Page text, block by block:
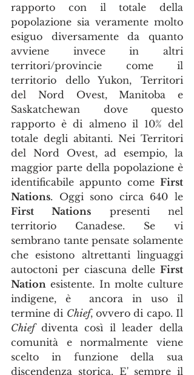
rapporto con il totale della
popolazione sia veramente molto
esiguo diversamente da quanto
avviene invece in altri
territori/provincie come il
territorio dello Yukon, Territori
del Nord Ovest, Manitoba e
Saskatchewan dove questo
rapporto è di almeno il 10% del
totale degli abitanti. Nei Territori
del Nord Ovest, ad esempio, la
maggior parte della popolazione è
identificabile appunto come First
Nations
First Nations presenti nel
territorio Canadese. Se vi
sembrano tante pensate solamente
che esistono altrettanti linguaggi
autoctoni per ciascuna delle First
Nation esistente. In molte culture
indigene, è  ancora in uso il
termine di Chief
Chief diventa così il leader della
comunità e normalmente viene
scelto in funzione della sua
discendenza storica. E' sempre il